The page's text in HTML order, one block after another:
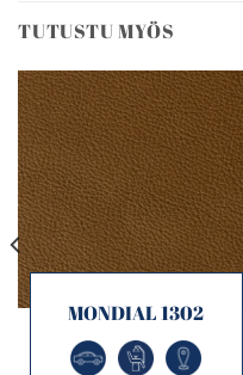
TUTUSTU MYÖS
MONDIAL 1302